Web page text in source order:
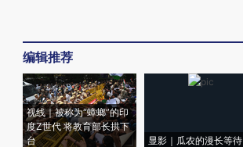
编辑推荐
视线｜被称为“蟑螂”的印
度Z世代 将教育部长拱下
台
显影｜瓜农的漫长等待